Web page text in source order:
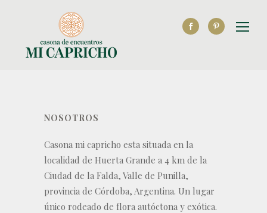
NOSOTROS
Casona mi capricho esta situada en la
localidad de Huerta Grande a 4 km de la
Ciudad de la Falda, Valle de Punilla,
provincia de Córdoba, Argentina. Un lugar
único rodeado de flora autóctona y exótica.